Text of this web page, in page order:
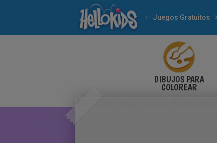
Juegos Gratuitos
DIBUJOS PARA
COLOREAR